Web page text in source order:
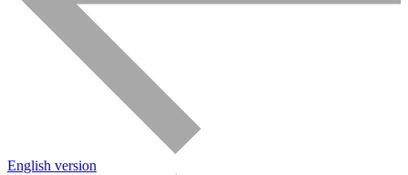
English version